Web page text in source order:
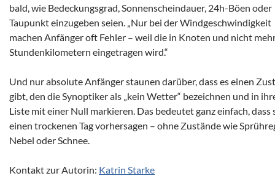
bald, wie Bedeckungsgrad, Sonnenscheindauer, 24h-Böen oder
Taupunkt einzugeben seien. „Nur bei der Windgeschwindigkeit
machen Anfänger oft Fehler – weil die in Knoten und nicht
Stundenkilometern eingetragen wird.“
Und nur absolute Anfänger staunen darüber, dass es einen
gibt, den die Synoptiker als „kein Wetter“ bezeichnen und in
Liste mit einer Null markieren. Das bedeutet ganz einfach, dass
einen trockenen Tag vorhersagen – ohne Zustände wie
Nebel oder Schnee.
Kontakt zur Autorin: Katrin Starke